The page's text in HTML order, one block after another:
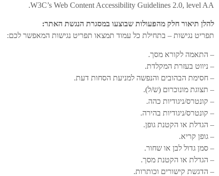
W3C’s Web Content Accessibility Guidelines 2.0, level AA.
להלן תיאור חלק מהפעולות שבוצעו במסגרת הנגשת האתר:
תפריט נגישות – בתחילת כל עמוד תמצאו תפריט נגישות המאפשר לכם:
– התאמה לקורא מסך.
– ניווט בעזרת המקלדת.
– חסימת הבהובים והנפשה למניעת הסחות דעת.
– תצוגת מונוכרום (ש/ל).
– קונטרס/ניגודיות כהה.
– קונטרס/ניגודיות בהירה.
– הגדלת או הקטנת גופן.
– גופן קריא.
– סמן גדול לבן או שחור.
– הגדלת או הקטנת מסך.
– הדגשת קישורים וכותרות.